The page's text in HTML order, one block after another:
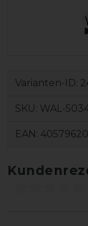
Varianten-ID:
SKU: WAL-
EAN: